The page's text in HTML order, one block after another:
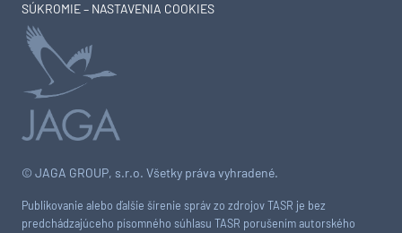
© JAGA GROUP, s.r.o. Všetky práva vyhradené.
Publikovanie alebo ďalšie šírenie správ zo zdrojov TASR je bez
predchádzajúceho písomného súhlasu TASR porušením autorského
SÚKROMIE – NASTAVENIA COOKIES